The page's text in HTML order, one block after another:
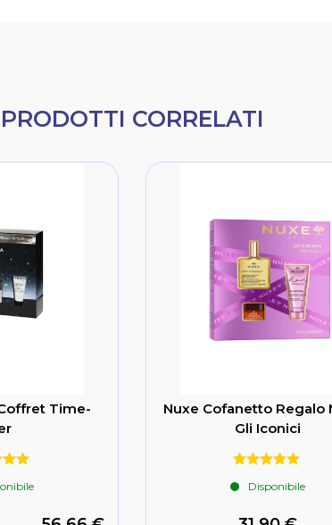
PRODOTTI CORRELATI
Time-
Nuxe Cofanetto Regalo
Gli Iconici
Disponibile